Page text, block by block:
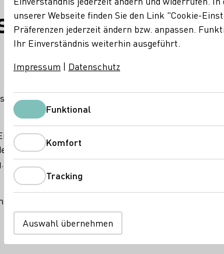
- FRANKEN
Öko-Winzer aus ganz Franken ihre Weine.
bei fast 30 Biowinzern ausgezeichnete Weine
Tag verbringen. Stängli und Wasser für
Sie auch zur Ökoweinmesse anreisen. Nutzen
unserer Webseite finden Sie den Link "Cookie-
Präferenzen jederzeit ändern bzw. anpassen.
Ihr Einverständnis weiterhin ausgeführt.
Impressum | Datenschutz
FunktionalFunktional
Komfort
Tracking
Auswahl übernehmen